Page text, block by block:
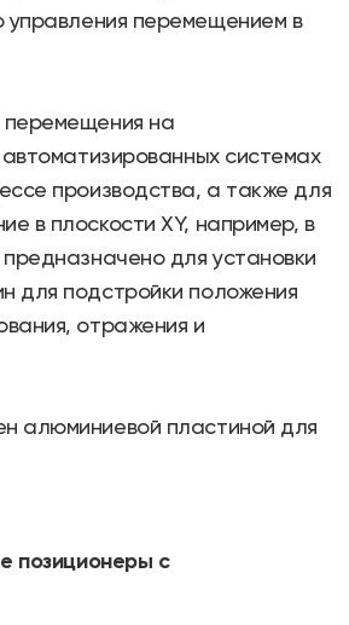
перемещением в
на
системах
производства, а также для
в плоскости XY, например, в
для установки
для подстройки положения
отражения и
алюминиевой пластиной для
позиционеры с